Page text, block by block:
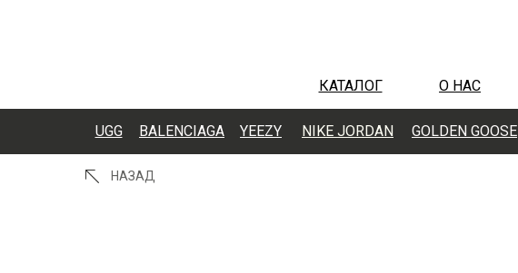
КАТАЛОГ О НАС
YEEZY GOLDEN GOOSE
NIKE JORDAN
UGG BALENCIAGA
НАЗАД